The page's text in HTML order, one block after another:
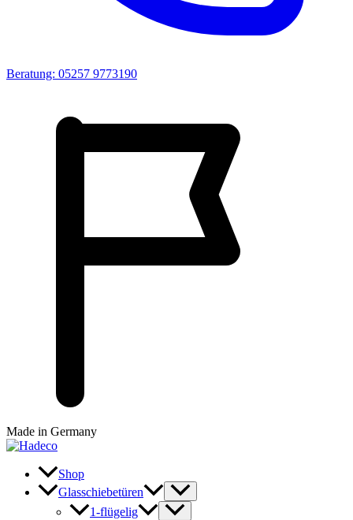
Beratung: 05257 9773190
Made in Germany
Shop
Glasschiebetüren
1-flügelig